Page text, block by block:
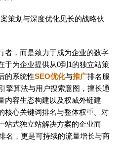
策划与深度优化见长的战略伙
者，而是致力于成为企业的数字
于为企业提供从0到1的独立站策
的系统性SEO优化与推广排名服
擎算法与用户搜索意图，擅长通
内容生态构建以及权威外链建
核心关键词排名与整体权重。对
站式独立站解决方案的企业而
名，更是可持续的流量增长与商